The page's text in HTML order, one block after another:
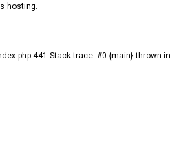
hosting.
Stack trace: #0 {main} thrown in